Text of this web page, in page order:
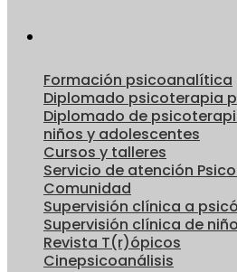
Formación psicoanalítica
Diplomado psicoterapia
Diplomado de
niños y adolescentes
Cursos y talleres
Servicio de atención
Comunidad
Supervisión clínica a
Supervisión clínica de
Revista T(r)ópicos
Cinepsicoanálisis